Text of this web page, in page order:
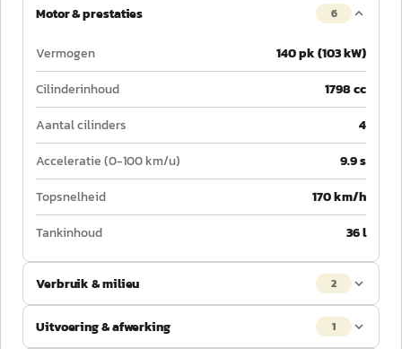
Motor & prestaties 6
Vermogen
140 pk (103 kW)
Cilinderinhoud
1798 cc
Aantal cilinders
4
Acceleratie (0-100 km/u)
9.9 s
Topsnelheid
170 km/h
Tankinhoud
36 l
Verbruik & milieu 2
Uitvoering & afwerking 1